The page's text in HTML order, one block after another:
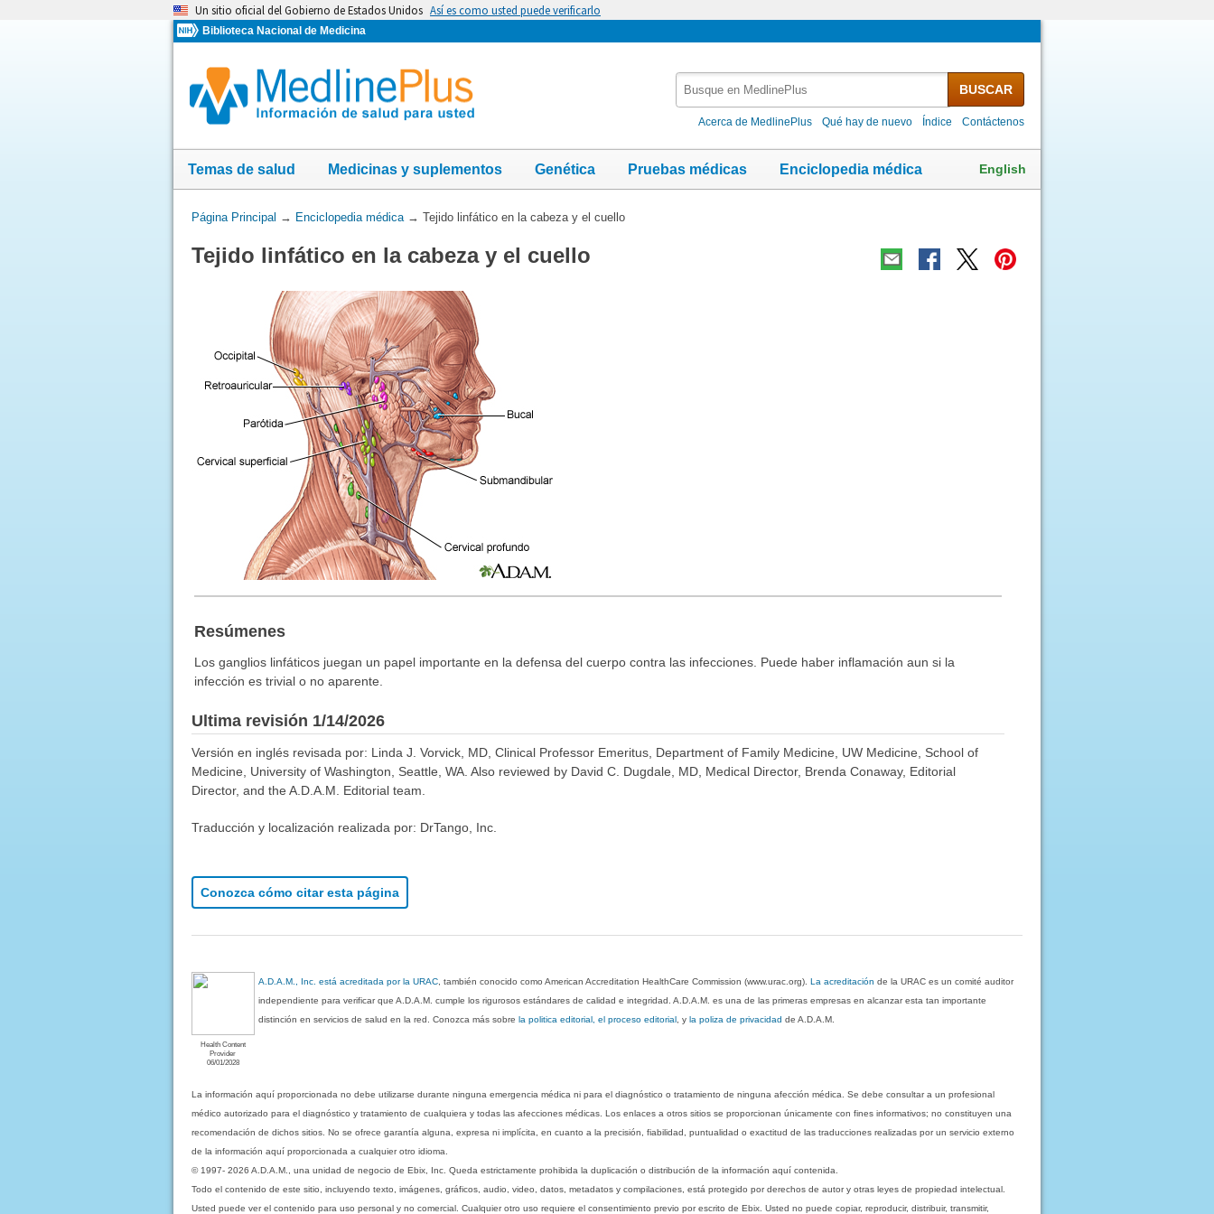
Un sitio oficial del Gobierno de Estados Unidos Así es como usted puede verificarlo
Biblioteca Nacional de Medicina
MedlinePlus
BUSCAR
Acerca de MedlinePlus Qué hay de nuevo Índice Contáctenos
Temas de salud Medicinas y suplementos Genética Pruebas médicas Enciclopedia médica English
Usted
aquí:
Página Principal → Enciclopedia médica→ Tejido linfático en la cabeza y el cuello
Tejido linfático en la cabeza y el cuello
Resúmenes
Los ganglios linfáticos juegan un papel importante en la defensa del cuerpo contra las infecciones. Puede haber inflamación aun si la
infección es trivial o no aparente.
Ultima revisión 1/14/2026
Versión en inglés revisada por: Linda J. Vorvick, MD, Clinical Professor Emeritus, Department of Family Medicine, UW Medicine, School of
Medicine, University of Washington, Seattle, WA. Also reviewed by David C. Dugdale, MD, Medical Director, Brenda Conaway, Editorial
Director, and the A.D.A.M. Editorial team.
Traducción y localización realizada por: DrTango, Inc.
Conozca cómo citar esta página
Health Content
Provider
06/01/2028
A.D.A.M., Inc. está acreditada por la URAC , también conocido como American Accreditation HealthCare Commission (www.urac.org).La acreditación de la URAC es un comité auditor
independiente para verificar que A.D.A.M. cumple los rigurosos estándares de calidad e integridad. A.D.A.M. es una de las primeras empresas en alcanzar esta tan importante
distinción en servicios de salud en la red. Conozca más sobrela politica editorial, el proceso editorial , yla poliza de privacidad de A.D.A.M.
La información aquí proporcionada no debe utilizarse durante ninguna emergencia médica ni para el diagnóstico o tratamiento de ninguna afección médica. Se debe consultar a un profesional
médico autorizado para el diagnóstico y tratamiento de cualquiera y todas las afecciones médicas. Los enlaces a otros sitios se proporcionan únicamente con fines informativos; no constituyen una
recomendación de dichos sitios. No se ofrece garantía alguna, expresa ni implícita, en cuanto a la precisión, fiabilidad, puntualidad o exactitud de las traducciones realizadas por un servicio externo
de la información aquí proporcionada a cualquier otro idioma.
© 1997- 2026 A.D.A.M., una unidad de negocio de Ebix, Inc. Queda estrictamente prohibida la duplicación o distribución de la información aquí contenida.
Todo el contenido de este sitio, incluyendo texto, imágenes, gráficos, audio, video, datos, metadatos y compilaciones, está protegido por derechos de autor y otras leyes de propiedad intelectual.
Usted puede ver el contenido para uso personal y no comercial. Cualquier otro uso requiere el consentimiento previo por escrito de Ebix. Usted no puede copiar, reproducir, distribuir, transmitir,